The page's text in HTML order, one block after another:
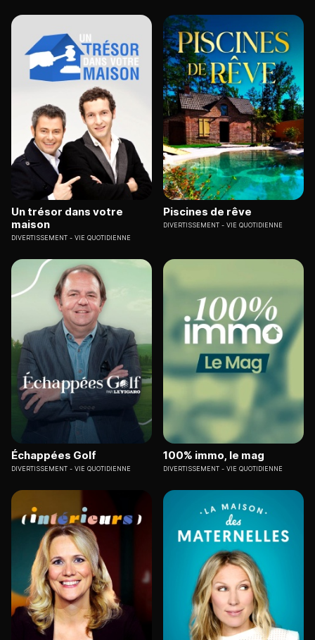
Un trésor dans votre
maison
DIVERTISSEMENT VIE QUOTIDIENNE
Piscines de rêve
DIVERTISSEMENT VIE QUOTIDIENNE
Échappées Golf
DIVERTISSEMENT VIE QUOTIDIENNE
100% immo, le mag
DIVERTISSEMENT VIE QUOTIDIENNE